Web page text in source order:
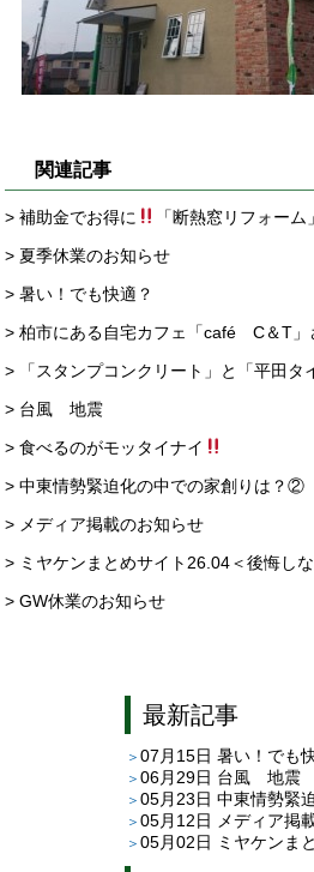
関連記事
> 補助金でお得に
「断熱窓リフォーム」
> 夏季休業のお知らせ
> 暑い！でも快適？
> 柏市にある自宅カフェ「café C＆T」
> 「スタンプコンクリート」と「平田タ
> 台風 地震
> 食べるのがモッタイナイ
> 中東情勢緊迫化の中での家創りは？②
> メディア掲載のお知らせ
> ミヤケンまとめサイト26.04＜後悔し
> GW休業のお知らせ
最新記事
07月15日 暑い！でも
06月29日 台風 地震
05月23日 中東情勢緊迫化の中
05月12日
メディア掲
05月02日 ミヤケンまとめサイト26.04＜後